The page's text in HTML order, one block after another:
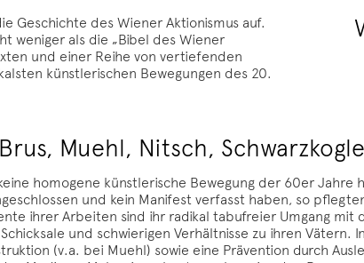
Geschichte des Wiener Aktionismus auf.
weniger als die „Bibel des Wiener
und einer Reihe von vertiefenden
künstlerischen Bewegungen des 20.
Muehl, Nitsch,
homogene künstlerische Bewegung der 60er Jahre
und kein Manifest verfasst haben, so
ihrer Arbeiten sind ihr radikal tabufreier Umgang mit
und schwierigen Verhältnisse zu ihren Vätern.
(v.a. bei Muehl) sowie eine Prävention durch